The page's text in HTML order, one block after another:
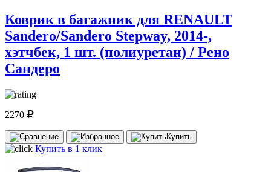
Коврик в багажник для RENAULT
Sandero/Sandero Stepway, 2014-,
хэтчбек, 1 шт. (полиуретан) / Рено
Сандеро
2270
Купить
Купить в 1 клик